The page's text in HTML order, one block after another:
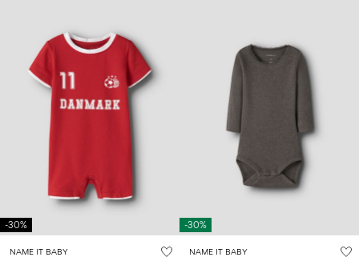
-30%
NAME IT BABY
-30%
NAME IT BABY